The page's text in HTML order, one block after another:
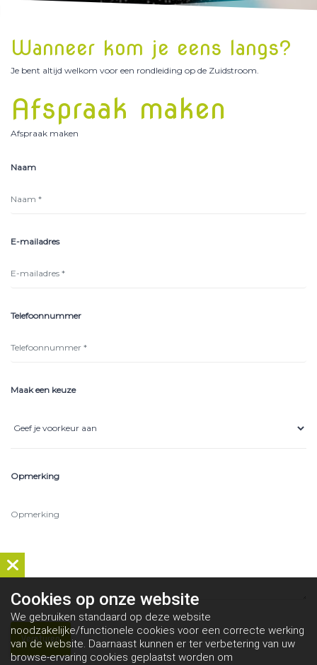
Wanneer kom je eens langs?
Je bent altijd welkom voor een rondleiding op de Zuidstroom.
Afspraak maken
Afspraak maken
Naam
E-mailadres
Telefoonnummer
Maak een keuze
Opmerking
Cookies op onze website
We gebruiken standaard op deze website
noodzakelijke/functionele cookies voor een correcte werking
van de website. Daarnaast kunnen er ter verbetering van uw
browse-ervaring cookies geplaatst worden om